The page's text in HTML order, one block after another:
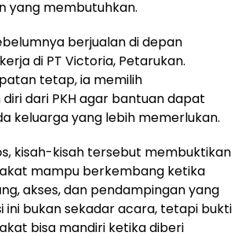
yang membutuhkan.
berjualan di depan
di PT Victoria, Petarukan.
tetap, ia memilih
dari PKH agar bantuan dapat
keluarga yang lebih memerlukan.
kisah-kisah tersebut membuktikan
mampu berkembang ketika
akses, dan pendampingan yang
ini bukan sekadar acara, tetapi bukti
bisa mandiri ketika diberi